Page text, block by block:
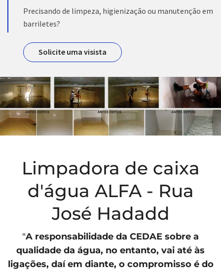
Precisando de limpeza, higienização ou manutenção em
barriletes?
Solicite uma visista
Limpadora de caixa
d'água ALFA - Rua
José Hadadd
"A responsabilidade da CEDAE sobre a
qualidade da água, no entanto, vai até às
ligações, daí em diante, o compromisso é do